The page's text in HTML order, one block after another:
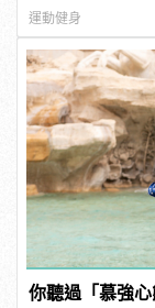
運動健身
你聽過「慕強